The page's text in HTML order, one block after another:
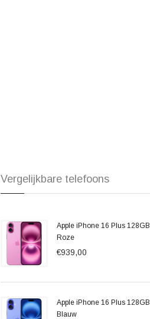
Vergelijkbare telefoons
Apple iPhone 16 Plus 128GB
Roze
€939,00
Apple iPhone 16 Plus 128GB
Blauw